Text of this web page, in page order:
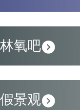
氧吧
景观